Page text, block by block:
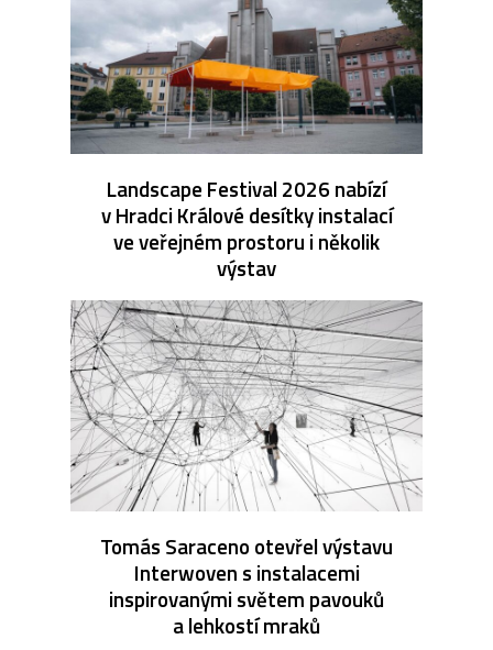
Landscape Festival 2026 nabízí
v Hradci Králové desítky instalací
ve veřejném prostoru i několik
výstav
Tomás Saraceno otevřel výstavu
Interwoven s instalacemi
inspirovanými světem pavouků
a lehkostí mraků